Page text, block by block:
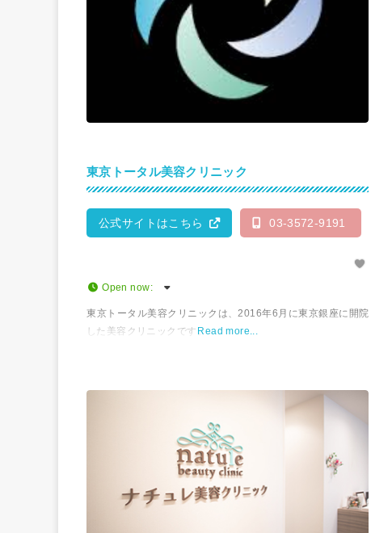
東京トータル美容クリニック
公式サイトはこちら 03-3572-9191
Open now:
東京トータル美容クリニックは、2016年6月に東京銀座に開院
した美容クリニックです。Read more...